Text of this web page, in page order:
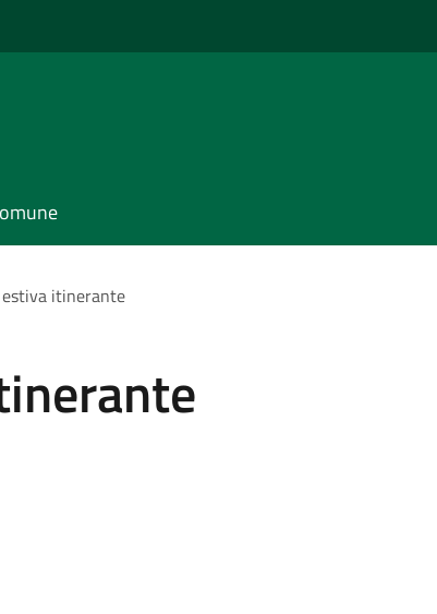
estiva itinerante